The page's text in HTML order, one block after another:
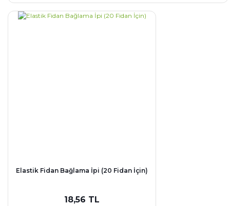
Elastik Fidan Bağlama İpi (20 Fidan İçin)
18,56 TL